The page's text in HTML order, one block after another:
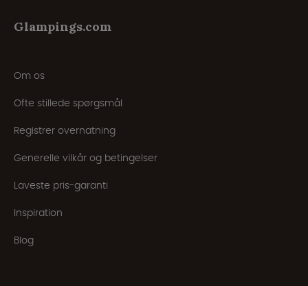
Glampings.com
Om os
Ofte stillede spørgsmål
Registrer overnatning
Generelle vilkår og betingelser
Laveste pris-garanti
Inspiration
Blog